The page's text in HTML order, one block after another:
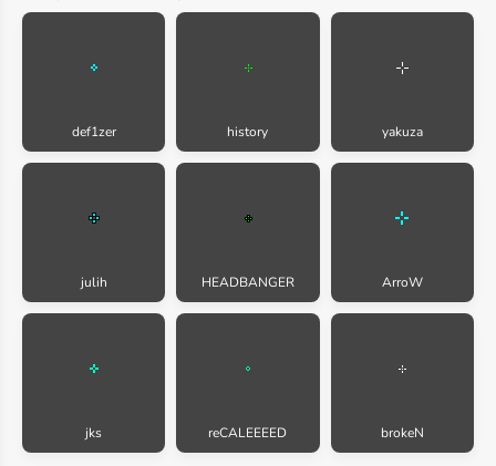
def1zer history yakuza
julih HEADBANGER ArroW
jks reCALEEEED brokeN